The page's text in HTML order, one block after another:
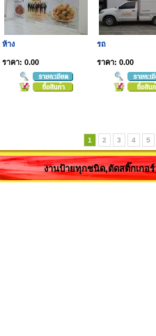
ห้าง
ราคา: 0.00
รถ
ราคา: 0.00
1 2 3 4 5
งานป้ายทุกชนิด,ตัดสติ๊กเกอ